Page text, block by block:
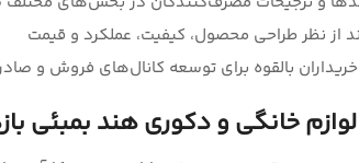
از نظر طراحی محصول، کیفیت، عملکرد و قیمت
خریداران بالقوه برای توسعه کانال‌های فروش و
لوازم خانگی و دکوری هند بمبئی